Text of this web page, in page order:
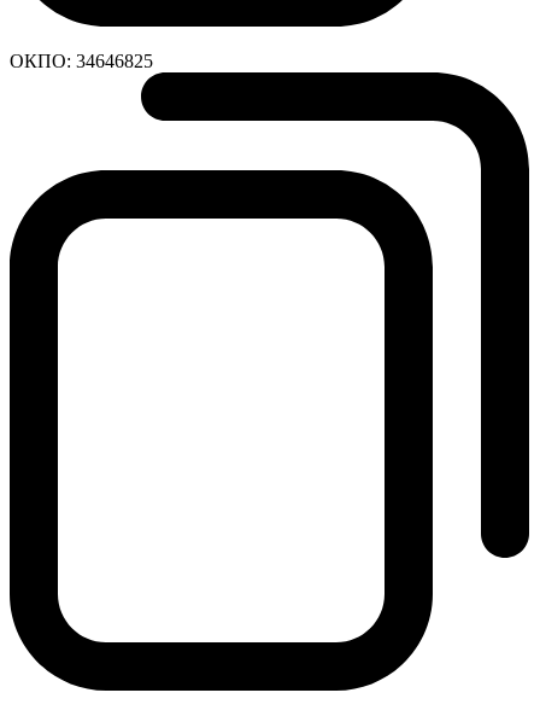
ОКПО: 34646825